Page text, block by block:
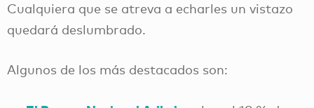
Cualquiera que se atreva a echarles un vistazo
quedará deslumbrado.
Algunos de los más destacados son: